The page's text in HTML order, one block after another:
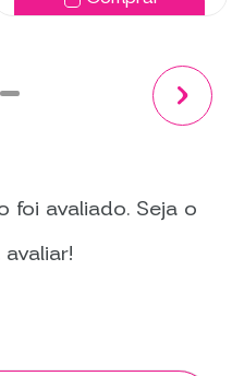
avaliado. Seja o